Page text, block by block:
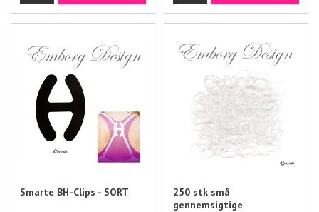
Smarte BH-Clips - SORT
250 stk små
gennemsigtige